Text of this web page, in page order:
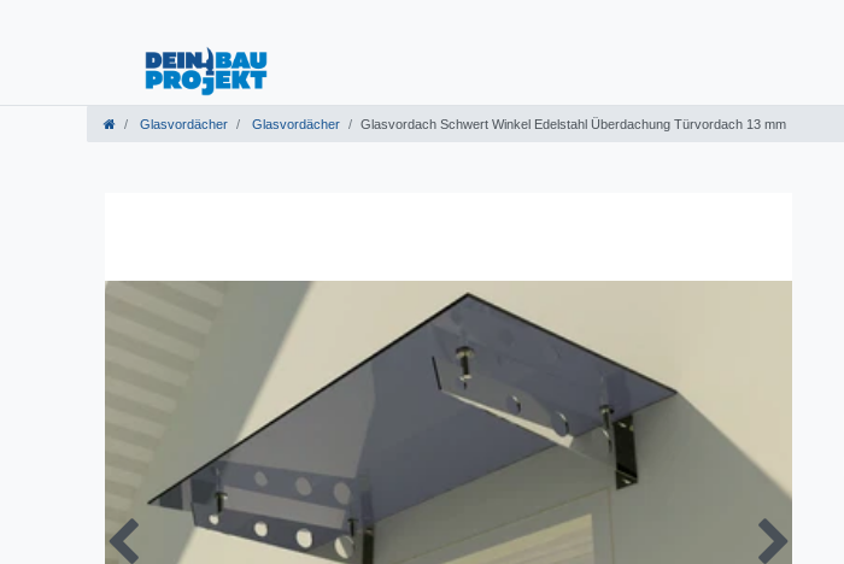
Glasvordächer Glasvordächer Glasvordach Schwert Winkel Edelstahl Überdachung Türvordach 13 mm